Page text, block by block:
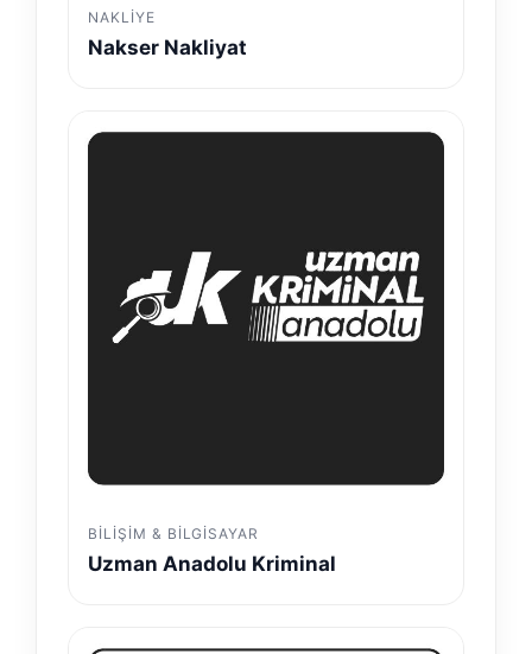
NAKLIYE
Nakser Nakliyat
BILIŞIM & BILGISAYAR
Uzman Anadolu Kriminal